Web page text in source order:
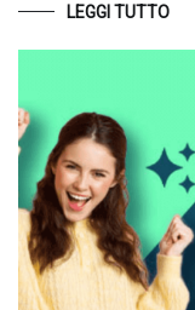
LEGGI TUTTO